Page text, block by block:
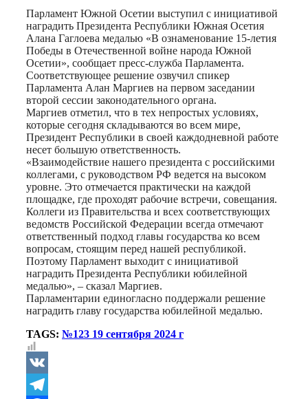
Print
Парламент Южной Осетии выступил с инициативой
наградить Президента Республики Южная Осетия
Алана Гаглоева медалью «В ознаменование 15-летия
Победы в Отечественной войне народа Южной
Осетии», сообщает пресс-служба Парламента.
Соответствующее решение озвучил спикер
Парламента Алан Маргиев на первом заседании
второй сессии законодательного органа.
Маргиев отметил, что в тех непростых условиях,
которые сегодня складываются во всем мире,
Президент Республики в своей каждодневной работе
несет большую ответственность.
«Взаимодействие нашего президента с российскими
коллегами, с руководством РФ ведется на высоком
уровне. Это отмечается практически на каждой
площадке, где проходят рабочие встречи, совещания.
Коллеги из Правительства и всех соответствующих
ведомств Российской Федерации всегда отмечают
ответственный подход главы государства ко всем
вопросам, стоящим перед нашей республикой.
Поэтому Парламент выходит с инициативой
наградить Президента Республики юбилейной
медалью», – сказал Маргиев.
Парламентарии единогласно поддержали решение
наградить главу государства юбилейной медалью.
TAGS: №123 19 сентября 2024 г
VK